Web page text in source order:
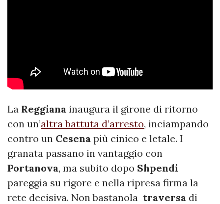
La Reggiana inaugura il girone di ritorno
con un’altra battuta d’arresto, inciampando
contro un Cesena più cinico e letale. I
granata passano in vantaggio con
Portanova, ma subito dopo Shpendi
pareggia su rigore e nella ripresa firma la
rete decisiva. Non bastanola traversa di